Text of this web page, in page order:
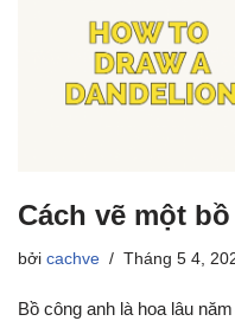
Cách vẽ một
bởi cachve Tháng 5 4,
Bồ công anh là hoa lâu